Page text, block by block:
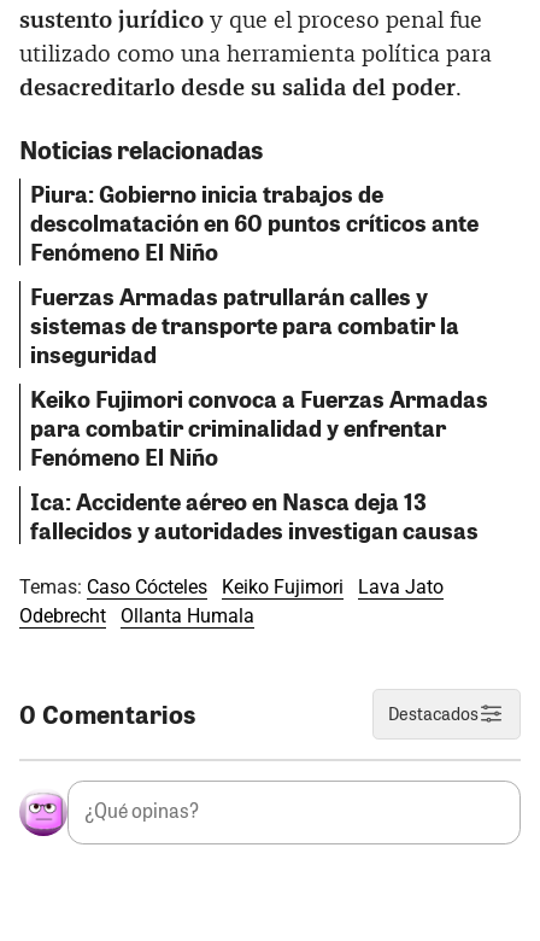
sustento jurídico y que el proceso penal fue
utilizado como una herramienta política para
desacreditarlo desde su salida del poder.
Noticias relacionadas
Piura: Gobierno inicia trabajos de
descolmatación en 60 puntos críticos ante
Fenómeno El Niño
Fuerzas Armadas patrullarán calles y
sistemas de transporte para combatir la
inseguridad
Keiko Fujimori convoca a Fuerzas Armadas
para combatir criminalidad y enfrentar
Fenómeno El Niño
Ica: Accidente aéreo en Nasca deja 13
fallecidos y autoridades investigan causas
Temas: Caso Cócteles Keiko Fujimori
Lava Jato
Odebrecht
Ollanta Humala
0 Comentarios Destacados